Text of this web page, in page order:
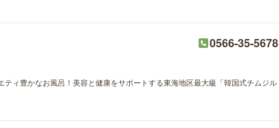
0566-35-5678
ィ豊かなお風呂！美容と健康をサポートする東海地区最大級「韓国式チムジル